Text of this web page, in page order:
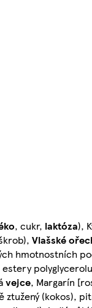
, cukr, laktóza),
Vlašské
hmotnostních
vejce, Margarín
(kokos),